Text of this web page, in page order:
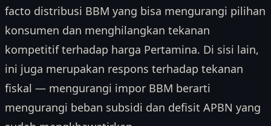
facto distribusi BBM yang bisa mengurangi pilihan
konsumen dan menghilangkan tekanan
kompetitif terhadap harga Pertamina. Di sisi lain,
ini juga merupakan respons terhadap tekanan
fiskal — mengurangi impor BBM berarti
mengurangi beban subsidi dan defisit APBN yang